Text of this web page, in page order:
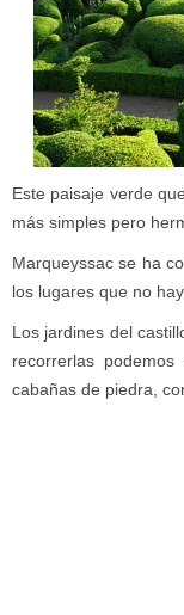
Este paisaje verde
más simples pero
Marqueyssac se ha
los lugares que no
Los jardines del
recorrerlas
cabañas de piedra,